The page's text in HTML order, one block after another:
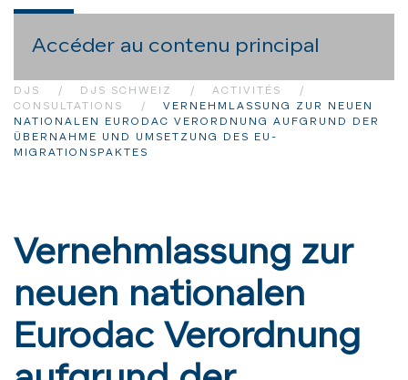
Accéder au contenu principal
DJS DJS SCHWEIZ
ACTIVITÉS
CONSULTATIONS
VERNEHMLASSUNG ZUR NEUEN
NATIONALEN EURODAC VERORDNUNG AUFGRUND DER
ÜBERNAHME UND UMSETZUNG DES EU-
MIGRATIONSPAKTES
Vernehmlassung zur
neuen nationalen
Eurodac Verordnung